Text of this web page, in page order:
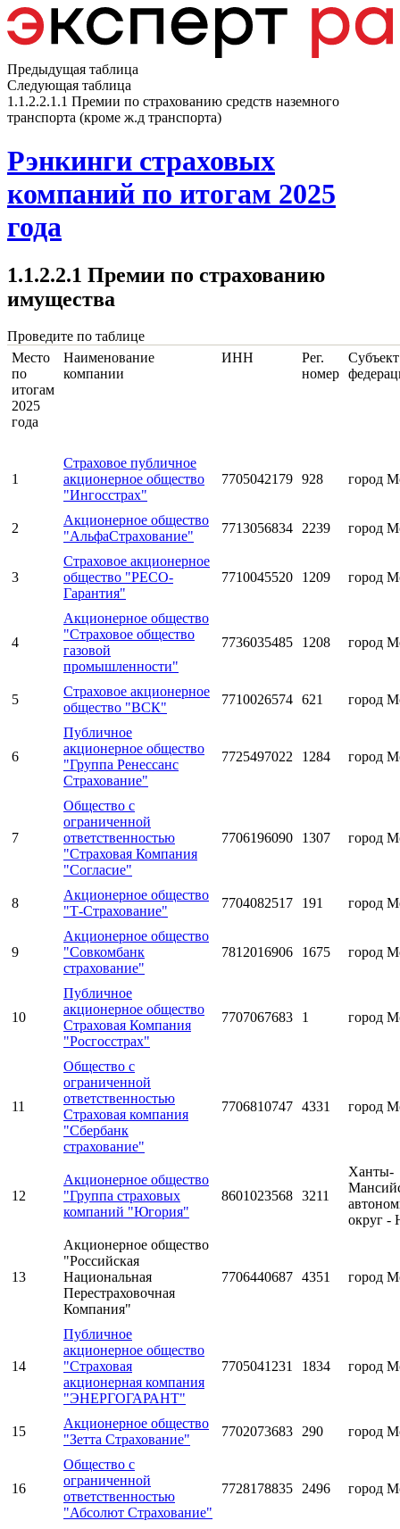
Предыдущая таблица
Следующая таблица
1.1.2.2.1.1 Премии по страхованию средств наземного
транспорта (кроме ж.д транспорта)
Рэнкинги страховых
компаний по итогам 2025
года
1.1.2.2.1 Премии по страхованию
имущества
Проведите по таблице
Место
по
итогам
2025
года
Наименование
компании
ИНН
Рег.
номер
Субъект
1
Страховое публичное
акционерное общество
"Ингосстрах"
7705042179 928 город
2
Акционерное общество
"АльфаСтрахование"
7713056834 2239 город
3
Страховое акционерное
общество "РЕСО-
Гарантия"
7710045520 1209 город
4
Акционерное общество
"Страховое общество
газовой
промышленности"
7736035485 1208 город
5
Страховое акционерное
общество "ВСК"
7710026574 621 город
6
Публичное
акционерное общество
"Группа Ренессанс
Страхование"
7725497022 1284 город
7
Общество с
ограниченной
ответственностью
"Страховая Компания
"Согласие"
7706196090 1307 город
8
Акционерное общество
"Т-Страхование"
7704082517 191 город
9
Акционерное общество
"Совкомбанк
страхование"
7812016906 1675 город
10
Публичное
акционерное общество
Страховая Компания
"Росгосстрах"
7707067683 1 город
11
Общество с
ограниченной
ответственностью
Страховая компания
"Сбербанк
страхование"
7706810747 4331 город
12
Акционерное общество
"Группа страховых
компаний "Югория"
8601023568 3211
Ханты-
округ -
13
Акционерное общество
"Российская
Национальная
Перестраховочная
Компания"
7706440687 4351 город
14
Публичное
акционерное общество
"Страховая
акционерная компания
"ЭНЕРГОГАРАНТ"
7705041231 1834 город
15
Акционерное общество
"Зетта Страхование"
7702073683 290 город
16
Общество с
ограниченной
ответственностью
"Абсолют Страхование"
7728178835 2496 город